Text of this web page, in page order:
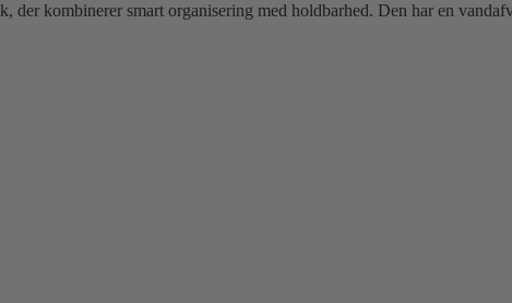
kombinerer smart organisering med holdbarhed. Den har en